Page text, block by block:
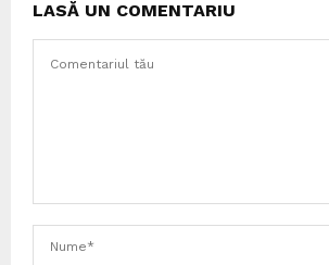
LASĂ UN COMENTARIU